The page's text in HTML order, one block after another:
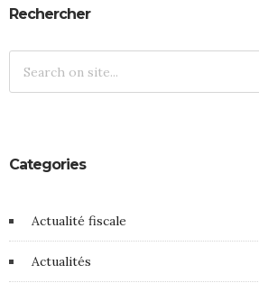
Rechercher
Categories
Actualité fiscale
Actualités